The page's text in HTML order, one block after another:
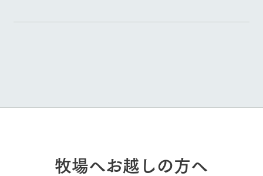
牧場へお越しの方へ